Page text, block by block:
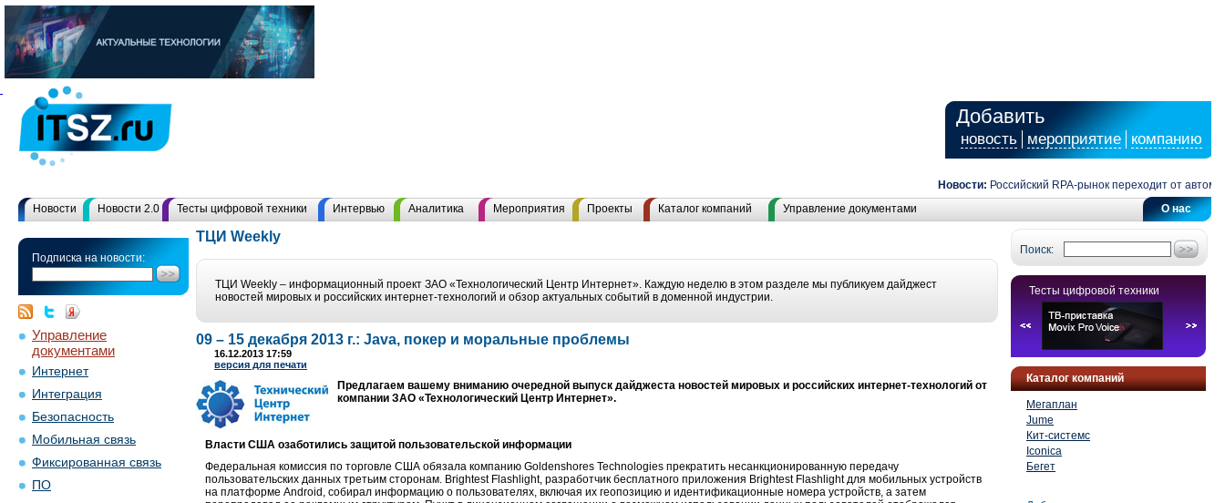
Добавить
новость мероприятие компанию
Новости: Российский RPA-рынок переходит от
О нас
Новости Новости 2.0 Тесты цифровой техники Интервью Аналитика Мероприятия Проекты Каталог компаний Управление документами
Подписка на новости:
Управление
документами
Интернет
Интеграция
Безопасность
Мобильная связь
Фиксированная связь
ПО
Поиск:
Тесты цифровой техники
Каталог компаний
Мегаплан
Jume
Кит-системс
Iconica
Бегет
ТЦИ Weekly
ТЦИ Weekly – информационный проект ЗАО «Технологический Центр Интернет». Каждую неделю в этом разделе мы публикуем дайджест
новостей мировых и российских интернет-технологий и обзор актуальных событий в доменной индустрии.
09 – 15 декабря 2013 г.: Java, покер и моральные проблемы
16.12.2013 17:59
версия для печати
Предлагаем вашему вниманию очередной выпуск дайджеста новостей мировых и российских интернет-технологий от
компании ЗАО «Технологический Центр Интернет».
Власти США озаботились защитой пользовательской информации
Федеральная комиссия по торговле США обязала компанию Goldenshores Technologies прекратить несанкционированную передачу
пользовательских данных третьим сторонам. Brightest Flashlight, разработчик бесплатного приложения Brightest Flashlight для мобильных устройств
на платформе Android, собирал информацию о пользователях, включая их геопозицию и идентификационные номера устройств, а затем